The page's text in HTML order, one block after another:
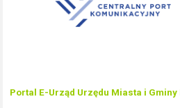
Portal E-Urząd Urzędu Miasta i Gminy